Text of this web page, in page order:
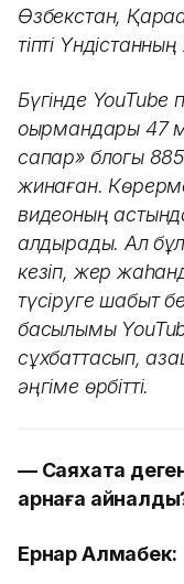
Өзбекстан,
тіпті
Бүгінде
оқырмандары 47
сапар» блогы
жинаған.
видеоның
қалдырады. Ал
кезіп, жер
түсіруге шабыт
басылымы
сұхбаттасып,
әңгіме өрбітті.
— Саяхатқа
арнаға
Ернар Алмабек: